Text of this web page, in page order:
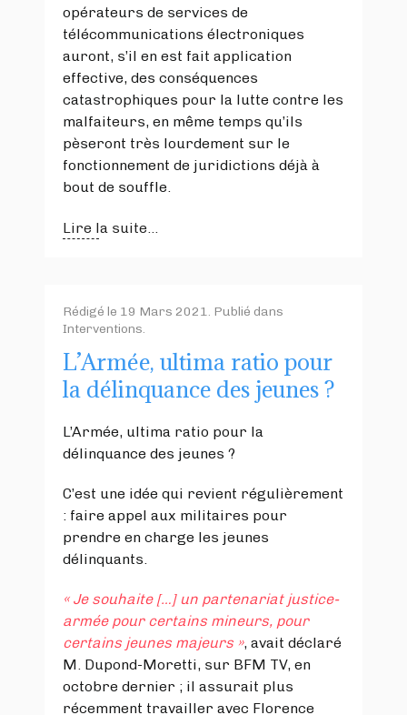
opérateurs de services de
télécommunications électroniques
auront, s’il en est fait application
effective, des conséquences
catastrophiques pour la lutte contre les
malfaiteurs, en même temps qu’ils
pèseront très lourdement sur le
fonctionnement de juridictions déjà à
bout de souffle.
Lire la suite...
Rédigé le 19 Mars 2021. Publié dans
Interventions.
L’Armée, ultima ratio pour
la délinquance des jeunes ?
L’Armée, ultima ratio pour la
délinquance des jeunes ?
C’est une idée qui revient régulièrement
: faire appel aux militaires pour
prendre en charge les jeunes
délinquants.
« Je souhaite […] un partenariat justice-
armée pour certains mineurs, pour
certains jeunes majeurs », avait déclaré
M. Dupond-Moretti, sur BFM TV, en
octobre dernier ; il assurait plus
récemment travailler avec Florence